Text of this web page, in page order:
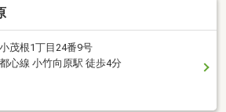
茂根1丁目24番9号
心線 小竹向原駅 徒歩4分